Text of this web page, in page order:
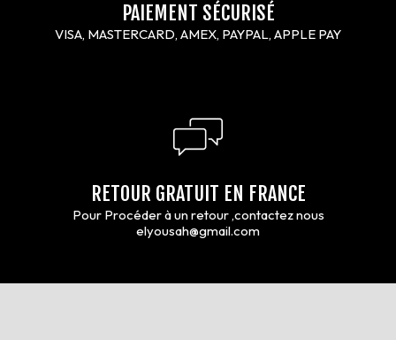
PAIEMENT SÉCURISÉ
VISA, MASTERCARD, AMEX, PAYPAL, APPLE PAY
RETOUR GRATUIT EN FRANCE
Pour Procéder à un retour ,contactez nous
elyousah@gmail.com